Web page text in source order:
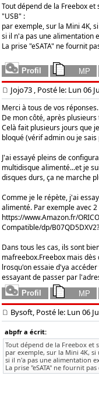
Tout dépend de la Freebox
"USB" :
par exemple, sur la Mini 4K,
si il n'a pas une alimentation
La prise "eSATA" ne fournit
Jojo73 , Posté le: Lun 06
Merci à tous de vos réponses.
De mon côté, après
Celà fait plusieurs jours que
bloqué (vérif admin ou je sais
J'ai essayé pleins de
multidisque alimenté...et je
disques durs, ça ne marche
Comme je le répète, j'ai
alimenté. Par exemple avec
https://www.Amazon.fr/
Compatible/dp/
Dans tous les cas, ils sont
mafreebox.Freebox mais
lrosqu'on essaie d'ya
essayant de passer par
Bysoft, Posté le: Lun 06
abpfr a écrit:
Tout dépend de la Freebox et
par exemple, sur la Mini 4K, si
si il n'a pas une alimentation
La prise "eSATA" ne fournit